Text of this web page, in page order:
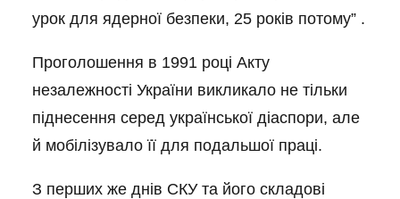
урок для ядерної безпеки, 25 років потому” .
Проголошення в 1991 році Акту
незалежності України викликало не тільки
піднесення серед української діаспори, але
й мобілізувало її для подальшої праці.
З перших же днів СКУ та його складові